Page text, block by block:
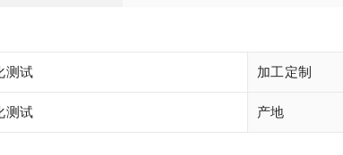
测试 加工定制
测试 产地